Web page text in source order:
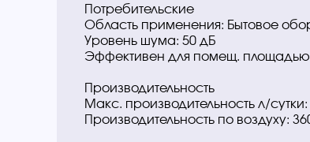
Потребительские
Область применения: Бытовое
Уровень шума: 50 дБ
Эффективен для помещ. площадью
Производительность
Макс. производительность л/сутки:
Производительность по воздуху: